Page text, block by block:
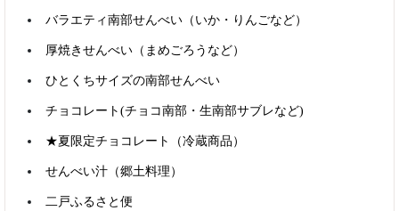
商品検索
カテゴリで絞り込む
バラエティ南部せんべい（いか・りんごなど）
厚焼きせんべい（まめごろうなど）
ひとくちサイズの南部せんべい
チョコレート(チョコ南部・生南部サブレなど)
★夏限定チョコレート（冷蔵商品）
せんべい汁（郷土料理）
二戸ふるさと便